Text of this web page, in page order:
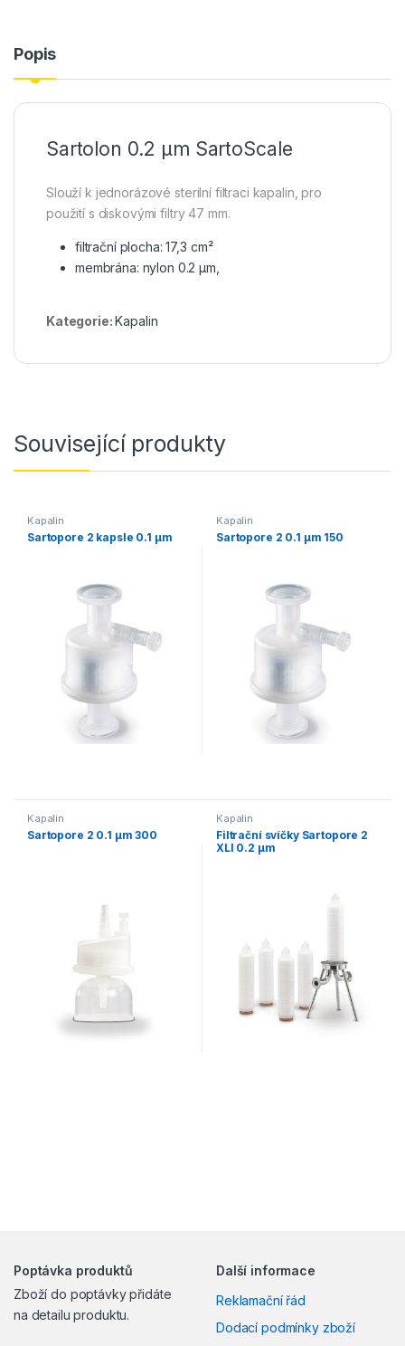
Popis
Sartolon 0.2 µm SartoScale
Slouží k jednorázové sterilní filtraci kapalin, pro
použití s diskovými filtry 47 mm.
filtrační plocha: 17,3 cm²
membrána: nylon 0.2 μm,
Kategorie:Kapalin
Související produkty
Kapalin
Sartopore 2 kapsle 0.1 µm
Kapalin
Sartopore 2 0.1 µm 150
Kapalin
Sartopore 2 0.1 µm 300
Kapalin
Filtrační svíčky Sartopore 2
XLI 0.2 µm
Poptávka produktů
Zboží do poptávky přidáte
na detailu produktu.
Další informace
Reklamační řád
Dodací podmínky zboží